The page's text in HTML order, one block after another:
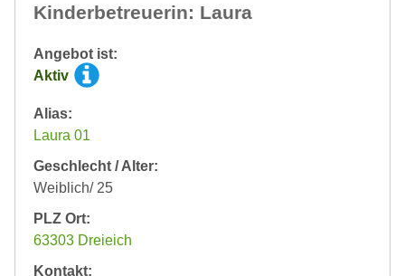
Kinderbetreuerin: Laura
Angebot ist:
Aktiv
Alias:
Laura 01
Geschlecht / Alter:
Weiblich/ 25
PLZ Ort:
63303 Dreieich
Kontakt: